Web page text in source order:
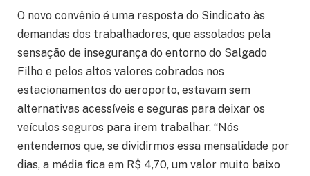
O novo convênio é uma resposta do Sindicato às
demandas dos trabalhadores, que assolados pela
sensação de insegurança do entorno do Salgado
Filho e pelos altos valores cobrados nos
estacionamentos do aeroporto, estavam sem
alternativas acessíveis e seguras para deixar os
veículos seguros para irem trabalhar. “Nós
entendemos que, se dividirmos essa mensalidade por
dias, a média fica em R$ 4,70, um valor muito baixo